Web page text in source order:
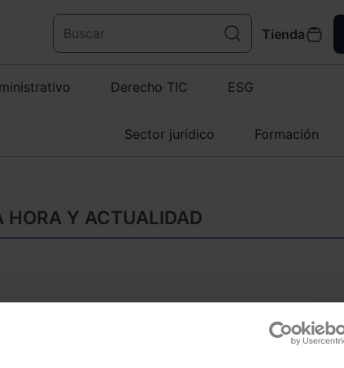
Tienda
Derecho TIC ESG
Sector jurídico Formación
HORA Y ACTUALIDAD
El necesario respeto al plazo para